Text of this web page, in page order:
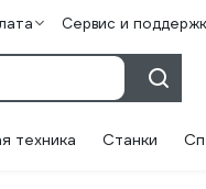
Сервис и
техника Станки